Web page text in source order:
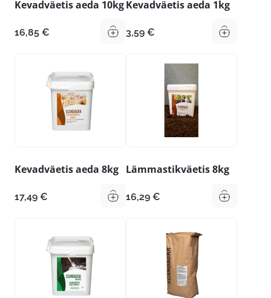
Kevadväetis aeda 10kg
16,85 €
Kevadväetis aeda 1kg
3,59 €
Kevadväetis aeda 8kg
17,49 €
Lämmastikväetis 8kg
16,29 €